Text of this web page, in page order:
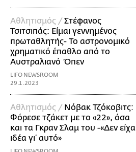
Αθλητισμός /Στέφανος
Τσιτσιπάς: Είμαι γεννημένος
πρωταθλητής- Το αστρονομικό
χρηματικό έπαθλο από το
Αυστραλιανό Όπεν
LIFO NEWSROOM
29.1.2023
Αθλητισμός / Νόβακ Τζόκοβιτς:
Φόρεσε τζάκετ με το «22», όσα
και τα Γκραν Σλαμ του -«Δεν είχα
ιδέα γι’ αυτό»